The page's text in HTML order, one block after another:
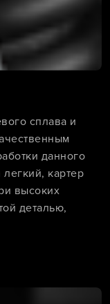
сплава и
данного
картер
высоких
деталью,